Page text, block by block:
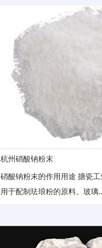
杭州硝酸钠粉末
硝酸钠粉末的作用用途 搪瓷
用于配制珐琅粉的原料。玻璃